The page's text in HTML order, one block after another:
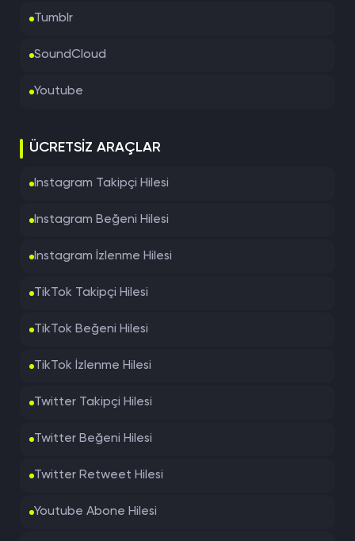
Tumblr
SoundCloud
Youtube
ÜCRETSIZ ARAÇLAR
Instagram Takipçi Hilesi
Instagram Beğeni Hilesi
Instagram İzlenme Hilesi
TikTok Takipçi Hilesi
TikTok Beğeni Hilesi
TikTok İzlenme Hilesi
Twitter Takipçi Hilesi
Twitter Beğeni Hilesi
Twitter Retweet Hilesi
Youtube Abone Hilesi